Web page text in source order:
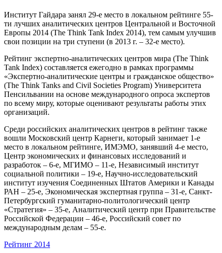
Институт Гайдара занял 29-е место в локальном рейтинге 55-
ти лучших аналитических центров Центральной и Восточной
Европы 2014 (The Think Tank Index 2014), тем самым улучшив
свои позиции на три ступени (в 2013 г. – 32-е место).
Рейтинг экспертно-аналитических центров мира (The Think
Tank Index) составляется ежегодно в рамках программы
«Экспертно-аналитические центры и гражданское общество»
(The Think Tanks and Civil Societies Program) Университета
Пенсильвании на основе международного опроса экспертов
по всему миру, которые оценивают результаты работы этих
организаций.
Среди российских аналитических центров в рейтинг также
вошли Московский центр Карнеги, который занимает 1-е
место в локальном рейтинге, ИМЭМО, занявший 4-е место,
Центр экономических и финансовых исследований и
разработок – 6-е, МГИМО – 11-е, Независимый институт
социальной политики – 19-е, Научно-исследовательский
институт изучения Соединенных Штатов Америки и Канады
РАН – 25-е, Экономическая экспертная группа – 31-е, Санкт-
Петербургский гуманитарно-политологический центр
«Стратегия» – 35-е, Аналитический центр при Правительстве
Российской Федерации – 46-е, Российский совет по
международным делам – 55-е.
Рейтинг 2014